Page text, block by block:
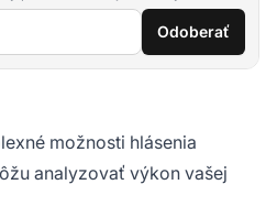
Odoberať
možnosti hlásenia
analyzovať výkon vašej